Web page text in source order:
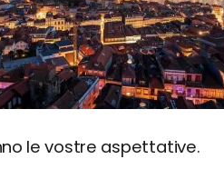
le vostre aspettative.